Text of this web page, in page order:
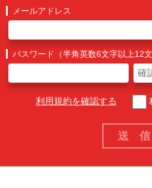
メールアドレス
パスワード（半角英数6文字以上12文
利用規約を確認する